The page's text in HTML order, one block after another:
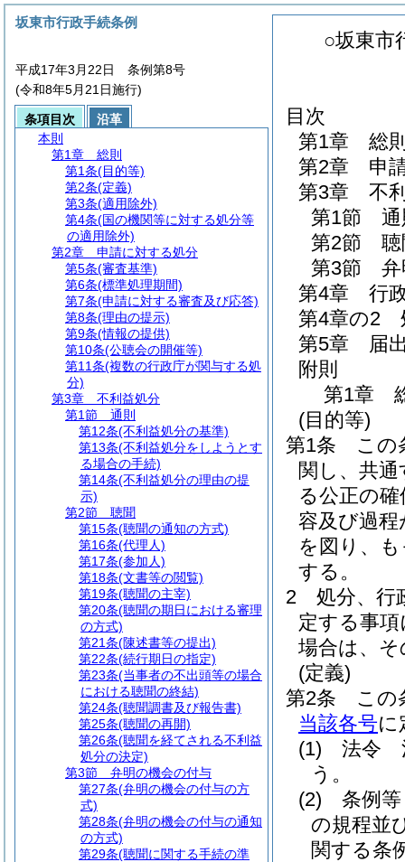
○坂東市
目次
第1章
総
第2章
申
第3章
不
第1節
第2節
第3節
第4章
行
第4章の2
第5章
届
附則
第1章
(目的等)
第1条
この
関し、共
る公正の
容及び過
を図り、
する。
2
処分、行
定する事
場合は、
(定義)
第2条
この
当該各号に
(1)
法令
う。
(2)
条例
の規程並
関する条
坂東市行政手続条例
平成17年3月22日 条例第8号
(令和8年5月21日施行)
条項目次
沿革
本則
第1章
総則
第1条(目的等)
第2条(定義)
第3条(適用除外)
第4条(国の機関等に対する処分等
の適用除外)
第2章
申請に対する処分
第5条(審査基準)
第6条(標準処理期間)
第7条(申請に対する審査及び応答)
第8条(理由の提示)
第9条(情報の提供)
第10条(公聴会の開催等)
第11条(複数の行政庁が関与する処
分)
第3章
不利益処分
第1節
通則
第12条(不利益処分の基準)
第13条(不利益処分をしようとす
る場合の手続)
第14条(不利益処分の理由の提
示)
第2節
聴聞
第15条(聴聞の通知の方式)
第16条(代理人)
第17条(参加人)
第18条(文書等の閲覧)
第19条(聴聞の主宰)
第20条(聴聞の期日における審理
の方式)
第21条(陳述書等の提出)
第22条(続行期日の指定)
第23条(当事者の不出頭等の場合
における聴聞の終結)
第24条(聴聞調書及び報告書)
第25条(聴聞の再開)
第26条(聴聞を経てされる不利益
処分の決定)
第3節
弁明の機会の付与
第27条(弁明の機会の付与の方
式)
第28条(弁明の機会の付与の通知
の方式)
第29条(聴聞に関する手続の準